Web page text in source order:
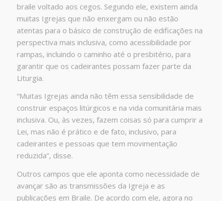
braile voltado aos cegos. Segundo ele, existem ainda
muitas Igrejas que não enxergam ou não estão
atentas para o básico de construção de edificações na
perspectiva mais inclusiva, como acessibilidade por
rampas, incluindo o caminho até o presbitério, para
garantir que os cadeirantes possam fazer parte da
Liturgia.
“Muitas Igrejas ainda não têm essa sensibilidade de
construir espaços litúrgicos e na vida comunitária mais
inclusiva. Ou, às vezes, fazem coisas só para cumprir a
Lei, mas não é prático e de fato, inclusivo, para
cadeirantes e pessoas que tem movimentação
reduzida”, disse.
Outros campos que ele aponta como necessidade de
avançar são as transmissões da Igreja e as
publicações em Braile. De acordo com ele, agora no